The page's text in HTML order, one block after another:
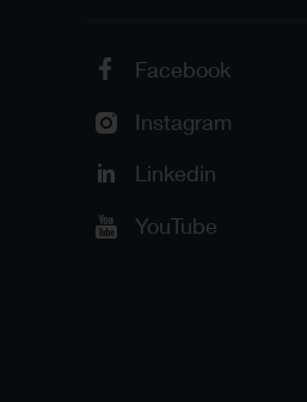
Facebook
Instagram
Linkedin
YouTube